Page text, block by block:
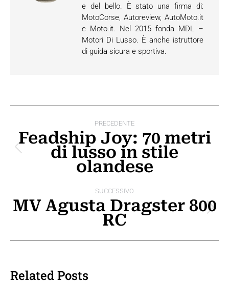
e del bello. È stato una firma di:
MotoCorse, Autoreview, AutoMoto.it
e Moto.it. Nel 2015 fonda MDL –
Motori Di Lusso. È anche istruttore
di guida sicura e sportiva.
tra
PRECEDENTE
Post
precedente:
Feadship Joy: 70 metri
di lusso in stile
olandese
SUCCESSIVO
Prossimo
post:
MV Agusta Dragster 800
RC
Related Posts